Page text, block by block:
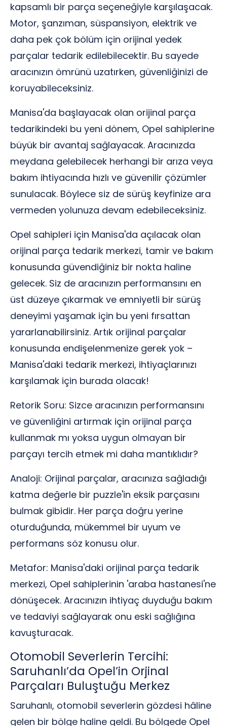
kapsamlı bir parça seçeneğiyle karşılaşacak.
Motor, şanzıman, süspansiyon, elektrik ve
daha pek çok bölüm için orijinal yedek
parçalar tedarik edilebilecektir. Bu sayede
aracınızın ömrünü uzatırken, güvenliğinizi de
koruyabileceksiniz.
Manisa'da başlayacak olan orijinal parça
tedarikindeki bu yeni dönem, Opel sahiplerine
büyük bir avantaj sağlayacak. Aracınızda
meydana gelebilecek herhangi bir arıza veya
bakım ihtiyacında hızlı ve güvenilir çözümler
sunulacak. Böylece siz de sürüş keyfinize ara
vermeden yolunuza devam edebileceksiniz.
Opel sahipleri için Manisa'da açılacak olan
orijinal parça tedarik merkezi, tamir ve bakım
konusunda güvendiğiniz bir nokta haline
gelecek. Siz de aracınızın performansını en
üst düzeye çıkarmak ve emniyetli bir sürüş
deneyimi yaşamak için bu yeni fırsattan
yararlanabilirsiniz. Artık orijinal parçalar
konusunda endişelenmenize gerek yok –
Manisa'daki tedarik merkezi, ihtiyaçlarınızı
karşılamak için burada olacak!
Retorik Soru: Sizce aracınızın performansını
ve güvenliğini artırmak için orijinal parça
kullanmak mı yoksa uygun olmayan bir
parçayı tercih etmek mi daha mantıklıdır?
Analoji: Orijinal parçalar, aracınıza sağladığı
katma değerle bir puzzle'in eksik parçasını
bulmak gibidir. Her parça doğru yerine
oturduğunda, mükemmel bir uyum ve
performans söz konusu olur.
Metafor: Manisa'daki orijinal parça tedarik
merkezi, Opel sahiplerinin 'araba hastanesi'ne
dönüşecek. Aracınızın ihtiyaç duyduğu bakım
ve tedaviyi sağlayarak onu eski sağlığına
kavuşturacak.
Otomobil Severlerin Tercihi:
Saruhanlı’da Opel’in Orjinal
Parçaları Buluştuğu Merkez
Saruhanlı, otomobil severlerin gözdesi hâline
gelen bir bölge haline geldi. Bu bölgede Opel